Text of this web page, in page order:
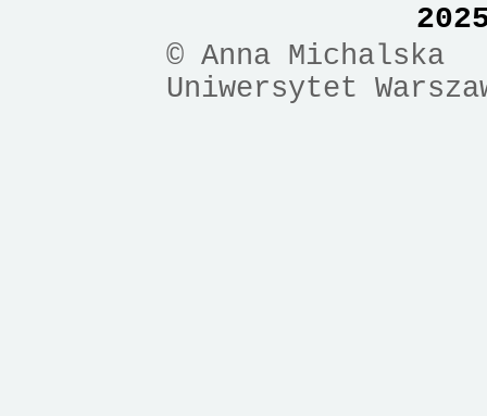
© Anna Michalska
Uniwersytet